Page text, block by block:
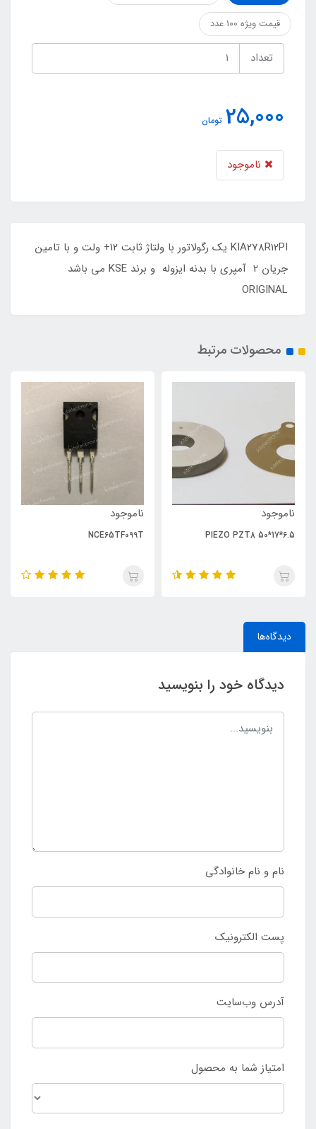
قیمت ویژه 100 عدد
تعداد
25,000 تومان
ناموجود
KIA278R12PI یک رگولاتور با ولتاژ ثابت 12+ ولت و با تامین
جریان 2 آمپری با بدنه ایزوله و برند KSE می باشد
ORIGINAL
محصولات مرتبط
ناموجود
PIEZO PZT8 50*17*6.5
ناموجود
NCE65TF099T
دیدگاه‌ها
دیدگاه خود را بنویسید
نام و نام خانوادگی
پست الکترونیک
آدرس وب‌سایت
امتیاز شما به محصول